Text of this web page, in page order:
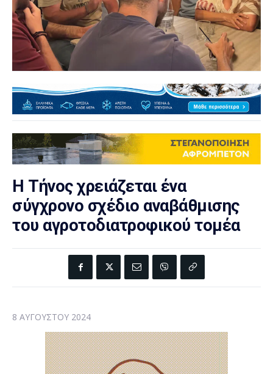
Η Τήνος χρειάζεται ένα
σύγχρονο σχέδιο αναβάθμισης
του αγροτοδιατροφικού τομέα
8 ΑΥΓΟΎΣΤΟΥ 2024